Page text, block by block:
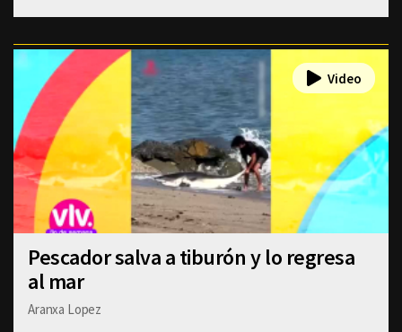
Pescador salva a tiburón y lo regresa
al mar
Aranxa Lopez